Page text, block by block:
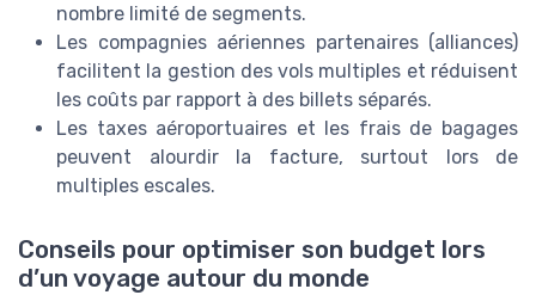
nombre limité de segments.
Les compagnies aériennes partenaires (alliances)
facilitent la gestion des vols multiples et réduisent
les coûts par rapport à des billets séparés.
Les taxes aéroportuaires et les frais de bagages
peuvent alourdir la facture, surtout lors de
multiples escales.
Conseils pour optimiser son budget lors
d’un voyage autour du monde